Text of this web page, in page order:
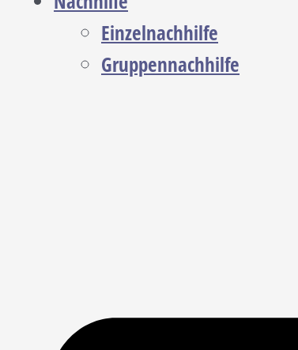
Einzelnachhilfe
Gruppennachhilfe